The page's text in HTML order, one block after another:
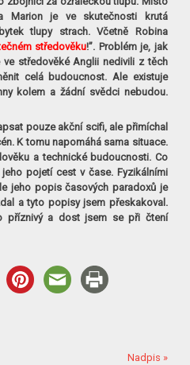
Marion je ve skutečnosti krutá
tlupy strach. Včetně Robina
středověku!”. Problém je, jak
středověké Anglii nedivili z těch
celá budoucnost. Ale existuje
kolem a žádní svědci nebudou.
akční scifi, ale přimíchal
K tomu napomáhá sama situace.
a technické budoucnosti. Co
pojetí cest v čase. Fyzikálními
jeho popis časových paradoxů je
a tyto popisy jsem přeskakoval.
příznivý a dost jsem se při čtení
Nadpis »